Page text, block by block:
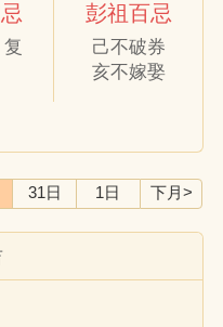
彭祖百忌
己不破券
亥不嫁娶
31日 1日 下月>